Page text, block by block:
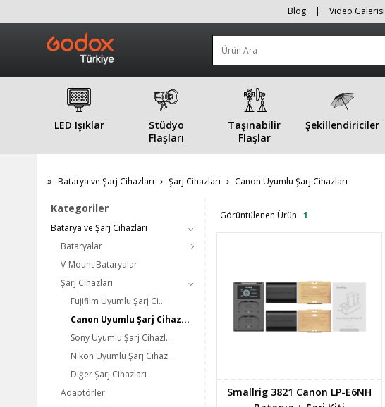
Blog | Video Galerisi
LED Işıklar
Stüdyo
Flaşları
Taşınabilir
Flaşlar
Şekillendiriciler
Batarya ve Şarj Cihazları Şarj Cihazları Canon Uyumlu Şarj Cihazları
Kategoriler
Batarya ve Şarj Cihazları
Bataryalar
V-Mount Bataryalar
Şarj Cihazları
Fujifilm Uyumlu Şarj Ci...
Canon Uyumlu Şarj Cihaz...
Sony Uyumlu Şarj Cihazl...
Nikon Uyumlu Şarj Cihaz...
Diğer Şarj Cihazları
Adaptörler
Görüntülenen Ürün: 1
Smallrig 3821 Canon LP-E6NH